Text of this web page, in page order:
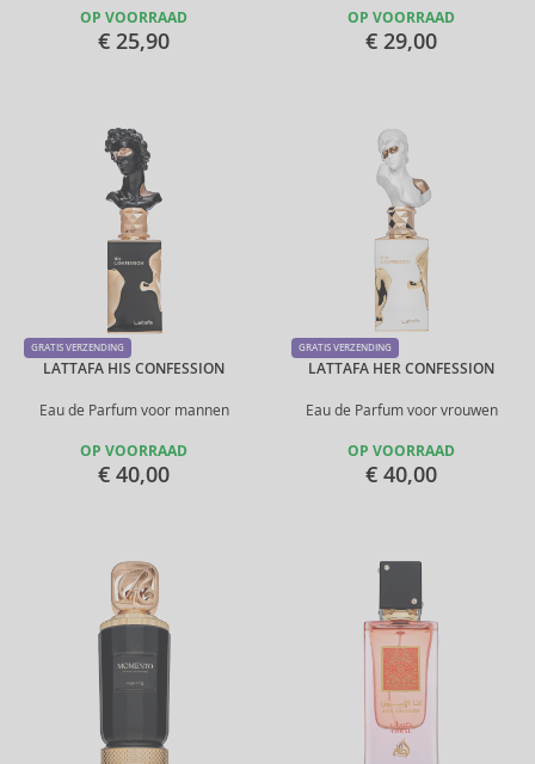
OP VOORRAAD
€ 25,90
OP VOORRAAD
€ 29,00
LATTAFA HIS CONFESSION
Eau de Parfum voor mannen
GRATIS VERZENDING
OP VOORRAAD
€ 40,00
LATTAFA HER CONFESSION
Eau de Parfum voor vrouwen
GRATIS VERZENDING
OP VOORRAAD
€ 40,00